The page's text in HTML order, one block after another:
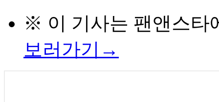
※ 이 기사는 팬앤스타
보러가기→